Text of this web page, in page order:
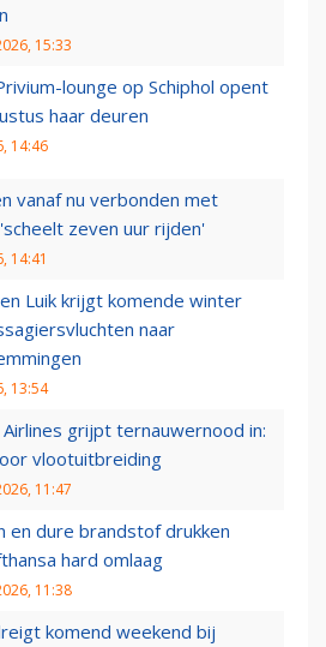
15:33
lounge op Schiphol opent
haar deuren
14:46
vanaf nu verbonden met
zeven uur rijden'
14:41
Luik krijgt komende winter
naar
13:54
grijpt ternauwernood in:
vlootuitbreiding
11:47
en dure brandstof drukken
hard omlaag
11:38
komend weekend bij